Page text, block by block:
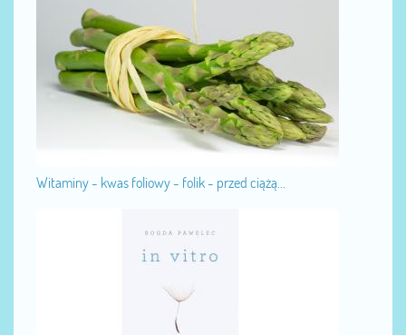
Witaminy - kwas foliowy - folik - przed ciążą...